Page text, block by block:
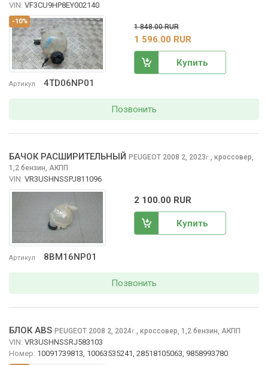
-10%
Артикул 4TD06NP01
VIN: VF3CU9HP8EY002140
1 848.00 RUR
1 596.00 RUR
Купить
Позвонить
Артикул 8BM16NP01
БАЧОК РАСШИРИТЕЛЬНЫЙ PEUGEOT 2008 2, 2023г., кроссовер,
1,2 бензин, АКПП
VIN: VR3USHNSSPJ811096
2 100.00 RUR
Купить
Позвонить
БЛОК ABS PEUGEOT 2008 2, 2024г., кроссовер, 1,2 бензин, АКПП
VIN: VR3USHNSSRJ583103
Номер: 10091739813, 10063535241, 28518105063, 9858993780